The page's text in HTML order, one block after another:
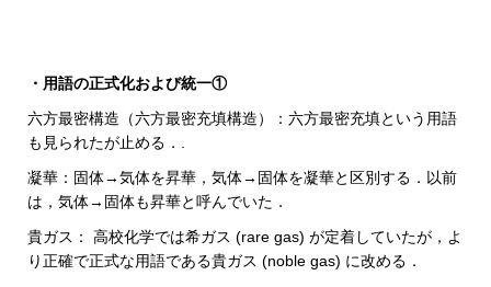
・用語の正式化および統一①
六方最密構造（六方最密充填構造）：六方最密充填という用語
も見られたが止める．.
凝華：固体→気体を昇華，気体→固体を凝華と区別する．以前
は，気体→固体も昇華と呼んでいた．
貴ガス： 高校化学では希ガス (rare gas) が定着していたが，よ
り正確で正式な用語である貴ガス (noble gas) に改める．